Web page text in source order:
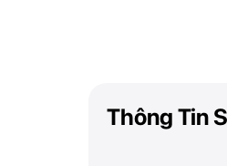
Thông Tin